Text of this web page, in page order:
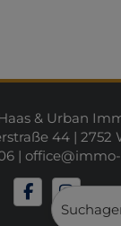
& Urban
44 | 2752
|